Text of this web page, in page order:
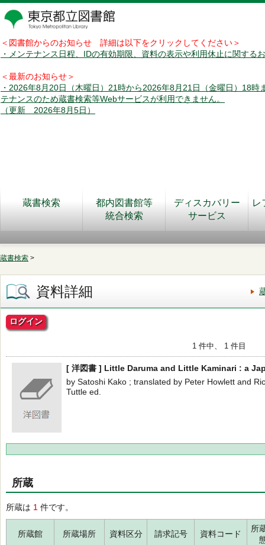
＜図書館からのお知らせ 詳細は以下をクリックしてください＞
・メンテナンス日程、IDの有効期限、資料の表示や利用休止に関する
＜最新のお知らせ＞
・2026年8月20日（木曜日）21時から2026年8月21日（金曜日）18時
テナンスのため蔵書検索等Webサービスが利用できません。
（更新 2026年8月5日）
蔵書検索
都内図書館等
統合検索
ディスカバリー
サービス
レ
蔵書検索 >
資料詳細
ログイン
1 件中、 1 件目
[ 洋図書 ] Little Daruma and Little Kaminari : a
by Satoshi Kako ; translated by Peter Howlett and
Tuttle ed.
所蔵
所蔵は 1 件です。
所蔵館 所蔵場所 資料区分 請求記号 資料コード
所